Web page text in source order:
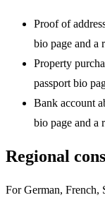
Proof of
bio page and a
Property
passport bio
Bank account
bio page and a
Regional
For German, French,